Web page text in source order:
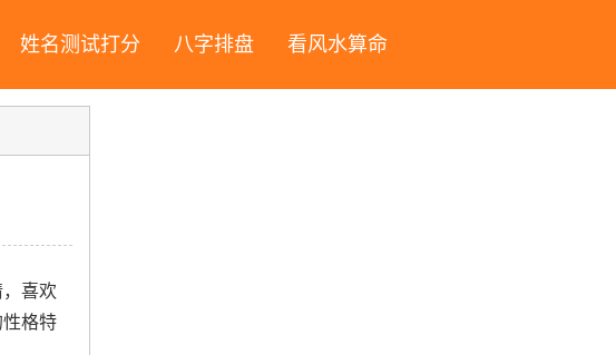
姓名测试打分 八字排盘 看风水算命
喜欢
格特